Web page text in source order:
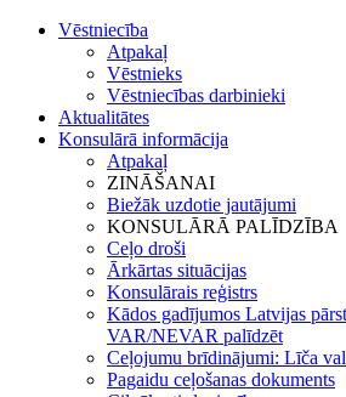
Vēstniecība
Atpakaļ
Vēstnieks
Vēstniecības darbinieki
Aktualitātes
Konsulārā informācija
Atpakaļ
ZINĀŠANAI
Biežāk uzdotie jautājumi
KONSULĀRĀ PALĪDZĪBA
Ceļo droši
Ārkārtas situācijas
Konsulārais reģistrs
Kādos gadījumos Latvijas
VAR/NEVAR palīdzēt
Ceļojumu brīdinājumi: Līča
Pagaidu ceļošanas dokuments